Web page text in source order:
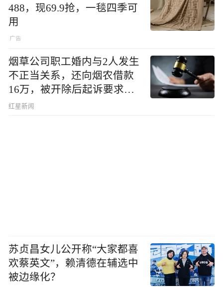
488，现69.9抢，一毯四季可
用
烟草公司职工婚内与2人发生
不正当关系，还向烟农借款
16万，被开除后起诉要求复
职，法院判了
红星新闻
苏贞昌女儿公开称“大家都喜
欢蔡英文”，赖清德在辅选中
被边缘化？